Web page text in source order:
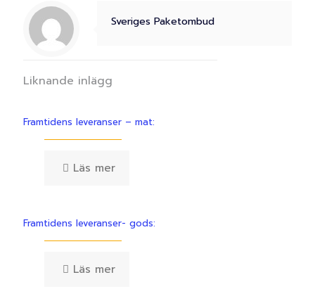
Sveriges Paketombud
Liknande inlägg
Framtidens leveranser – mat:
Läs mer
Framtidens leveranser- gods:
Läs mer